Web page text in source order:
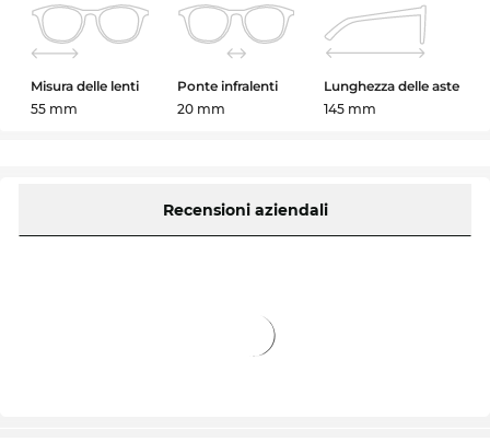
Misura delle lenti
55 mm
Ponte infralenti
20 mm
Lunghezza delle aste
145 mm
Recensioni aziendali